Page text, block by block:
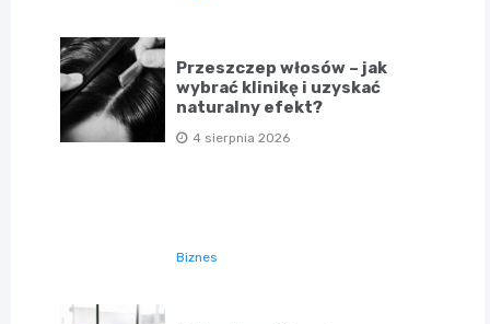
Przeszczep włosów – jak
wybrać klinikę i uzyskać
naturalny efekt?
4 sierpnia 2026
Biznes